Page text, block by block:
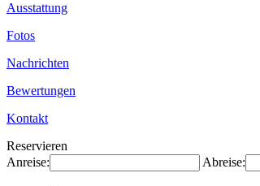
Ausstattung
Fotos
Nachrichten
Bewertungen
Kontakt
Reservieren
Anreise:
Abreise: